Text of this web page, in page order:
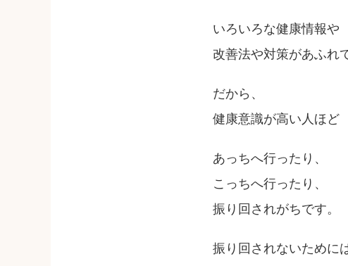
いろいろな健康情報や
改善法や対策があふれ
だから、
健康意識が高い人ほど
あっちへ行ったり、
こっちへ行ったり、
振り回されがちです。
振り回されないために